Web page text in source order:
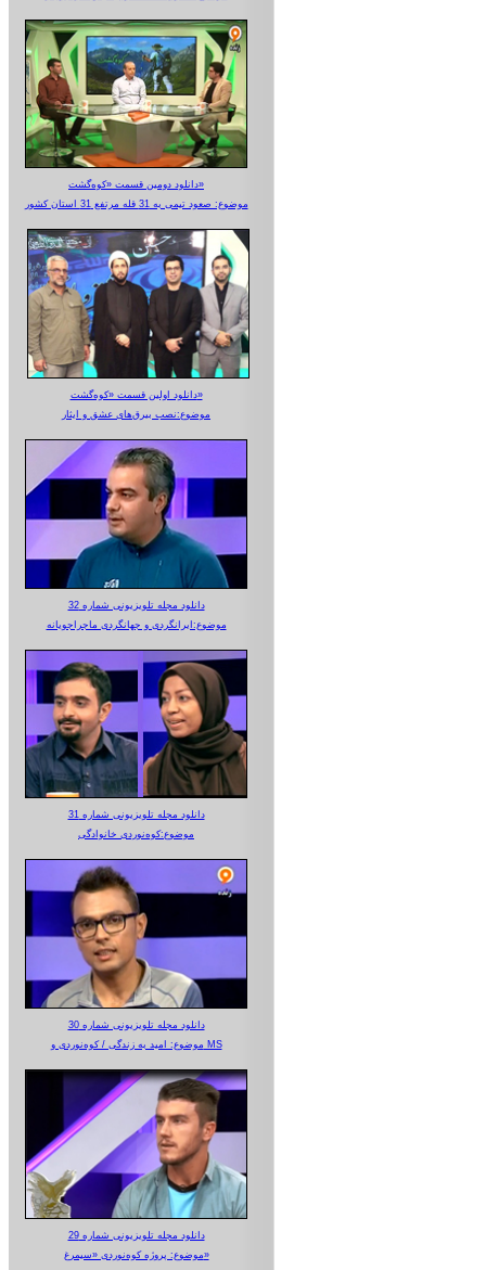
دانلود دومین قسمت «کوه‌گشت»
موضوع: صعود تیمی به 31 قله مرتفع 31 استان کشور
دانلود اولین قسمت «کوه‌گشت»
موضوع:نصب بیرق‌های عشق و ایثار
دانلود مجله تلویزیونی شماره 32
موضوع:ایرانگردی و جهانگردی ماجراجویانه
دانلود مجله تلویزیونی شماره 31
موضوع:کوه‌نوردی خانوادگی
دانلود مجله تلویزیونی شماره 30
موضوع: امید به زندگی / کوه‌نوردی و MS
دانلود مجله تلویزیونی شماره 29
موضوع: پروژه کوه‌نوردی «سیمرغ»